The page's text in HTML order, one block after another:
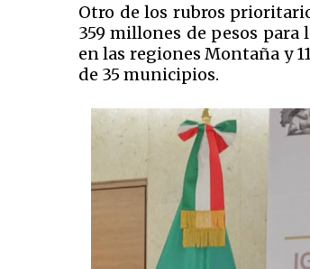
Otro de los rubros
359 millones de pesos para
en las regiones Montaña y
de 35 municipios.